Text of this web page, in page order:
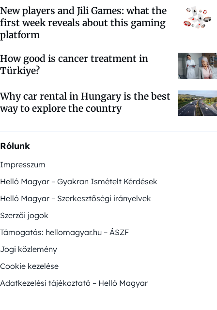
New players and Jili Games: what the
first week reveals about this gaming
platform
How good is cancer treatment in
Türkiye?
Why car rental in Hungary is the best
way to explore the country
Rólunk
Impresszum
Helló Magyar – Gyakran Ismételt Kérdések
Helló Magyar – Szerkesztőségi irányelvek
Szerzői jogok
Támogatás: hellomagyar.hu – ÁSZF
Jogi közlemény
Cookie kezelése
Adatkezelési tájékoztató – Helló Magyar